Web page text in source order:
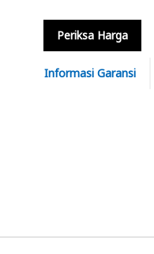
Periksa Harga
Informasi Garansi